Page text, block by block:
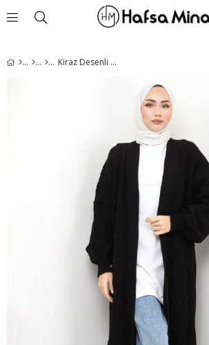
Kiraz Desenli Uzun Triko Hırka Siyah HM2334